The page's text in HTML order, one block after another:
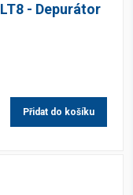
- Depurátor
Přidat do košíku